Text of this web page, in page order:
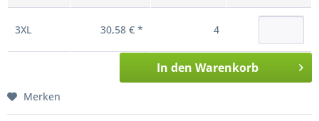
3XL 30,58 € * 4
In den Warenkorb
Merken